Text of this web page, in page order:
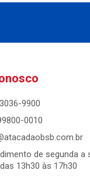
9900
0010
de segunda a
13h30 às 17h30